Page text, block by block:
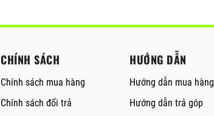
CHÍNH SÁCH
Chính sách mua hàng
Chính sách đổi trả
HƯỚNG DẪN
Hướng dẫn mua hàng
Hướng dẫn trả góp